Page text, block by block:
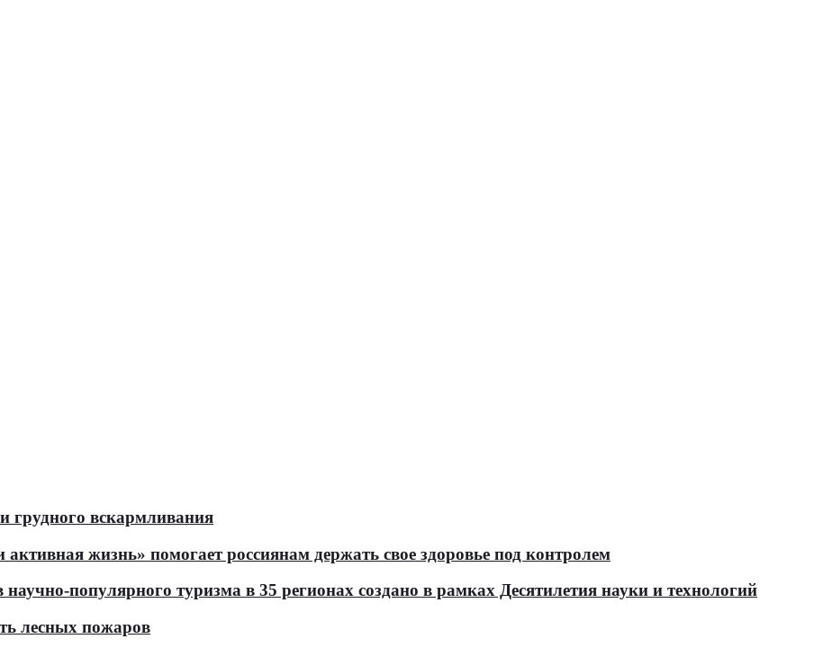
грудного вскармливания
жизнь» помогает россиянам держать свое здоровье под контролем
популярного туризма в 35 регионах создано в рамках Десятилетия науки и технологий
лесных пожаров